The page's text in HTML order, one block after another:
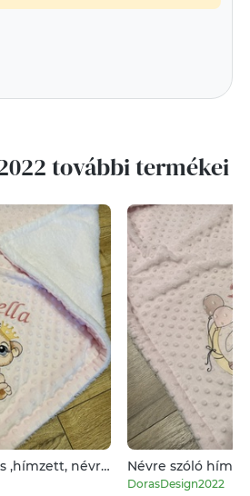
további termékei
,hímzett, névre
Névre szóló
nyuszi mintás
DorasDesign2022